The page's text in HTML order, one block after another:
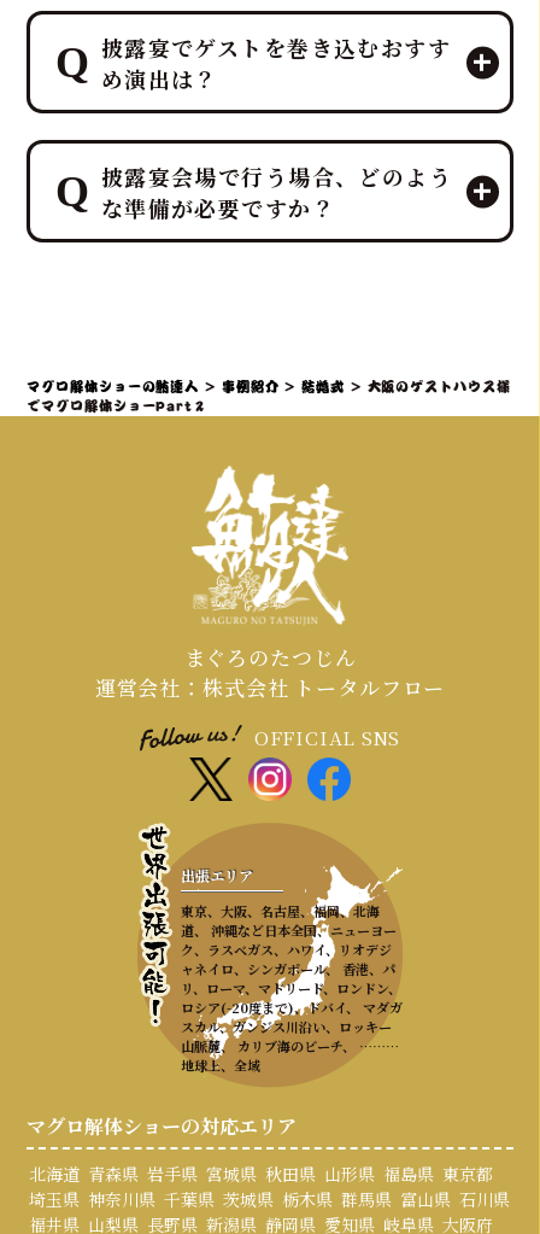
マグロ解体ショーのパイオニア「鮪達
人」は、「幸せを呼ぶ魚」マグロを最
大限に活かし、マグロ入刀式や「愛の
マグロバイト」などの特別なゲスト参
加型演出を、ホテルレベルのプロの演
出力とノウハウで司会者・プランナー
と連携し、お二人の門出を完璧にサポ
ートします。
披露宴でゲストを巻き込むおすす
め演出は？
鮪達人では、40kg以上の生マグロの入
刀や記念撮影タイムなど、ゲスト参加
型の贅沢でエンターテイメント性の高
いサプライズ演出を、ホテルレベルの
われるような特別な体験を提供しま
披露宴会場で行う場合、どのよう
な準備が必要ですか？
人気です。出張ケータリング日本一の
実績を持つ私たちが、会場となるホテ
備をサポートいたしますのでご安心く
マグロ解体ショーの鮪達人 > 事例紹介 >結婚式 > 大阪のゲストハウス様
でマグロ解体ショーPart２
まぐろのたつじん
運営会社：株式会社 トータルフロー
OFFICIAL SNS
出張エリア
東京、大阪、名古屋、福岡、北海
道、 沖縄など日本全国、ニューヨー
ク、ラスベガス、ハワイ、リオデジ
ャネイロ、シンガポール、 香港、パ
リ、ローマ、マドリード、ロンドン、
ロシア(-20度まで)、ドバイ、 マダガ
スカル、ガンジス川沿い、ロッキー
山脈麓、 カリブ海のビーチ、 ………
地球上、全域
マグロ解体ショーの対応エリア
北海道 青森県 岩手県 宮城県 秋田県 山形県 福島県 東京都
埼玉県 神奈川県 千葉県 茨城県 栃木県 群馬県 富山県 石川県
福井県 山梨県 長野県 新潟県 静岡県 愛知県 岐阜県 大阪府